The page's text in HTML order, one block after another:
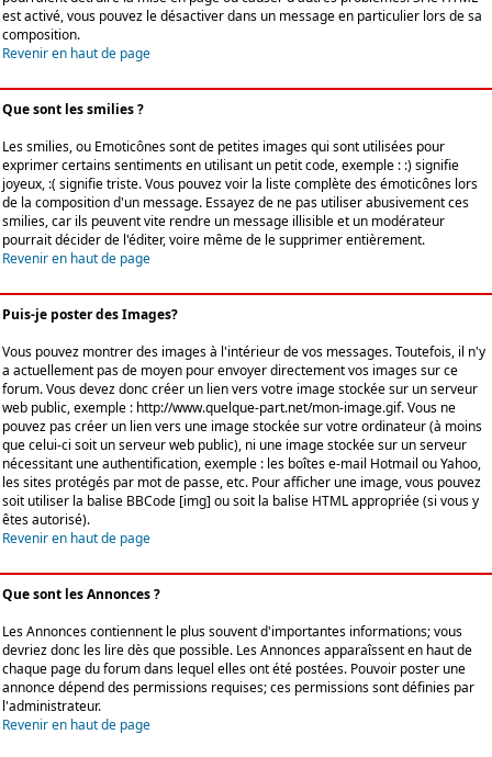
est activé, vous pouvez le désactiver dans un message en particulier lors de sa
composition.
Revenir en haut de page
Que sont les smilies ?
Les smilies, ou Emoticônes sont de petites images qui sont utilisées pour
exprimer certains sentiments en utilisant un petit code, exemple : :) signifie
joyeux, :( signifie triste. Vous pouvez voir la liste complète des émoticônes lors
de la composition d'un message. Essayez de ne pas utiliser abusivement ces
smilies, car ils peuvent vite rendre un message illisible et un modérateur
pourrait décider de l'éditer, voire même de le supprimer entièrement.
Revenir en haut de page
Puis-je poster des Images?
Vous pouvez montrer des images à l'intérieur de vos messages. Toutefois, il n'y
a actuellement pas de moyen pour envoyer directement vos images sur ce
forum. Vous devez donc créer un lien vers votre image stockée sur un serveur
web public, exemple : http://www.quelque-part.net/mon-image.gif. Vous ne
pouvez pas créer un lien vers une image stockée sur votre ordinateur (à moins
que celui-ci soit un serveur web public), ni une image stockée sur un serveur
nécessitant une authentification, exemple : les boîtes e-mail Hotmail ou Yahoo,
les sites protégés par mot de passe, etc. Pour afficher une image, vous pouvez
soit utiliser la balise BBCode [img] ou soit la balise HTML appropriée (si vous y
êtes autorisé).
Revenir en haut de page
Que sont les Annonces ?
Les Annonces contiennent le plus souvent d'importantes informations; vous
devriez donc les lire dès que possible. Les Annonces apparaîssent en haut de
chaque page du forum dans lequel elles ont été postées. Pouvoir poster une
annonce dépend des permissions requises; ces permissions sont définies par
l'administrateur.
Revenir en haut de page